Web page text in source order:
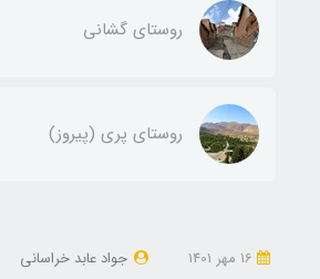
روستای گشانی
روستای پری (پیروز)
جواد عابد خراسانی